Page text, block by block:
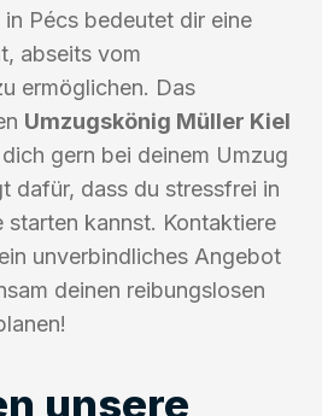
Pécs bedeutet dir eine
abseits vom
ermöglichen. Das
Umzugskönig Müller Kiel
gern bei deinem Umzug
dafür, dass du stressfrei in
starten kannst. Kontaktiere
unverbindliches Angebot
deinen reibungslosen
unsere